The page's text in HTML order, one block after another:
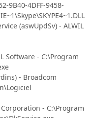
9B40-4DFF-9458-
(aswUpdSv) - ALWIL
Software - C:\Program
- Broadcom
- C:\Program